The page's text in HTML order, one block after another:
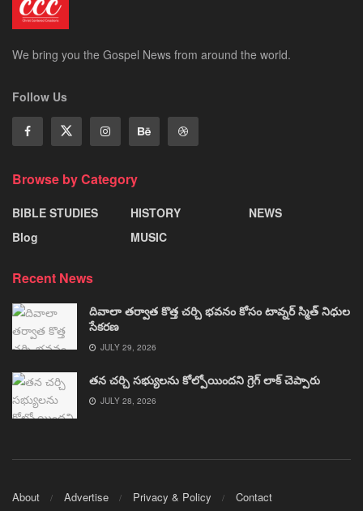
We bring you the Gospel News from around the world.
Follow Us
Browse by Category
BIBLE STUDIES
Blog
HISTORY
MUSIC
NEWS
Recent News
దివాలా తర్వాత కొత్త చర్చి భవనం కోసం టావ్నర్ స్మిత్ నిధుల
సేకరణ
JULY 29, 2026
తన చర్చి సభ్యులను కోల్పోయిందని గ్రెగ్ లాక్ చెప్పారు
JULY 28, 2026
About Advertise Privacy & Policy Contact